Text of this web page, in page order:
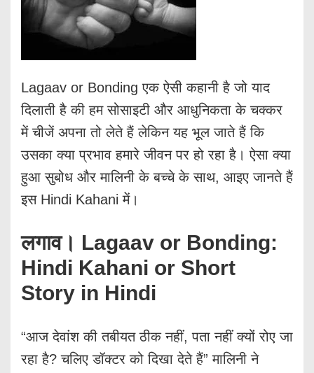
Lagaav or Bonding एक ऐसी कहानी है जो याद
दिलाती है की हम सोसाइटी और आधुनिकता के चक्कर
में चीजें अपना तो लेते हैं लेकिन यह भूल जाते हैं कि
उसका क्या प्रभाव हमारे जीवन पर हो रहा है। ऐसा क्या
हुआ सुबोध और मालिनी के बच्चे के साथ, आइए जानते हैं
इस Hindi Kahani में।
लगाव। Lagaav or Bonding:
Hindi Kahani or Short
Story in Hindi
“आज देवांश की तबीयत ठीक नहीं, पता नहीं क्यों रोए जा
रहा है? चलिए डॉक्टर को दिखा देते हैं” मालिनी ने